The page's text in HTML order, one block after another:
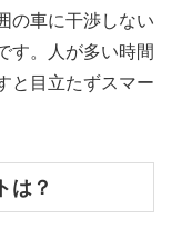
の車に干渉しない
す。人が多い時間
と目立たずスマー
は？